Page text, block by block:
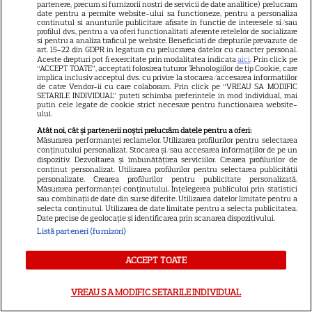
Știri mondene
Avantaje
Elle
Unica
Retete practice
URMĂREȘTE-NE PE
Copyright2026Ringier Romania – Toate Drepturile rezervate
Pariază responsabil! Decizia ONJN nr. 821/25.09.2025.
partenere, precum si furnizorii nostri de servicii de date analitice) prelucram
date pentru a permite website-ului sa functioneze, pentru a personaliza
continutul si anunturile publicitare afisate in functie de interesele si/sau
profilul dvs., pentru a va oferi functionalitati aferente retelelor de socializare
si pentru a analiza traficul pe website. Beneficiati de drepturile prevazute de
art. 15-22 din GDPR in legatura cu prelucrarea datelor cu caracter personal.
Aceste drepturi pot fi exercitate prin modalitatea indicataaici. Prin click pe
“ACCEPT TOATE”, acceptati folosirea tuturor Tehnologiilor de tip Cookie, care
implica inclusiv acceptul dvs. cu privire la stocarea/accesarea informatiilor
de catre Vendor-ii cu care colaboram. Prin click pe “VREAU SA MODIFIC
SETARILE INDIVIDUAL” puteti schimba preferintele in mod individual, mai
putin cele legate de cookie strict necesare pentru functionarea website-
ului.
Atât noi, cât și partenerii noștri prelucrăm datele pentru a oferi:
Măsurarea performanței reclamelor. Utilizarea profilurilor pentru selectarea
conținutului personalizat. Stocarea și/sau accesarea informațiilor de pe un
dispozitiv. Dezvoltarea și îmbunătățirea serviciilor. Crearea profilurilor de
conținut personalizat. Utilizarea profilurilor pentru selectarea publicității
personalizate. Crearea profilurilor pentru publicitate personalizată.
Măsurarea performanței conținutului. Înțelegerea publicului prin statistici
sau combinații de date din surse diferite. Utilizarea datelor limitate pentru a
selecta conținutul. Utilizarea de date limitate pentru a selecta publicitatea.
Date precise de geolocație și identificarea prin scanarea dispozitivului.
Listă parteneri (furnizori)
ACCEPT TOATE
VREAU SA MODIFIC SETARILE INDIVIDUAL